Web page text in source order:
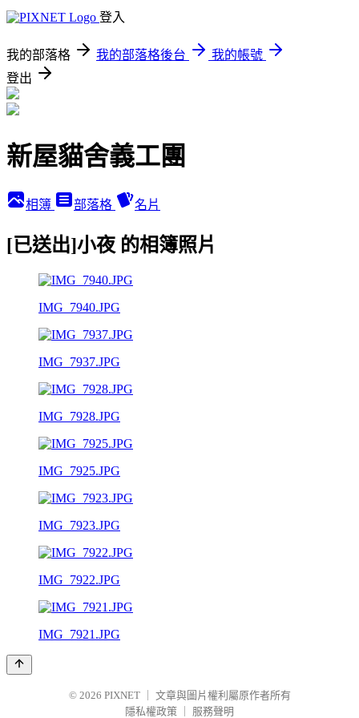
登入
我的部落格 我的部落格後台
我的帳號
登出
新屋貓舍義工團
相簿 部落格 名片
[已送出]小夜 的相簿照片
IMG_7940.JPG
IMG_7937.JPG
IMG_7928.JPG
IMG_7925.JPG
IMG_7923.JPG
IMG_7922.JPG
IMG_7921.JPG
© 2026 PIXNET
文章與圖片權利屬原作者所有
隱私權政策
服務聲明